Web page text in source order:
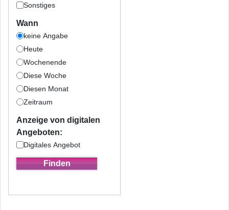
Sonstiges
Wann
keine Angabe
Heute
Wochenende
Diese Woche
Diesen Monat
Zeitraum
Anzeige von digitalen
Angeboten:
Digitales Angebot